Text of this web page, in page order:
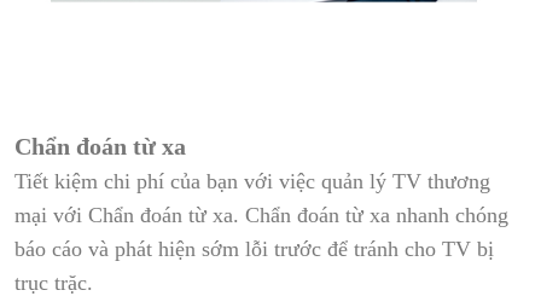
Chẩn đoán từ xa
Tiết kiệm chi phí của bạn với việc quản lý TV thương
mại với Chẩn đoán từ xa. Chẩn đoán từ xa nhanh chóng
báo cáo và phát hiện sớm lỗi trước để tránh cho TV bị
trục trặc.